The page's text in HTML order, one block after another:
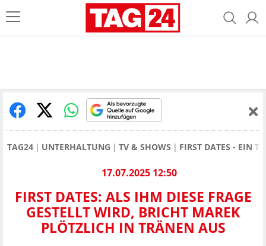
TAG24 UNTERHALTUNG TV & SHOWS FIRST DATES - EIN
17.07.2025 12:50
FIRST DATES: ALS IHM DIESE FRAGE
GESTELLT WIRD, BRICHT MAREK
PLÖTZLICH IN TRÄNEN AUS